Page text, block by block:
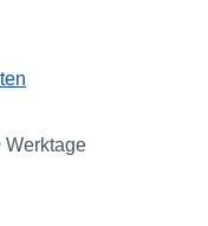
Werktage